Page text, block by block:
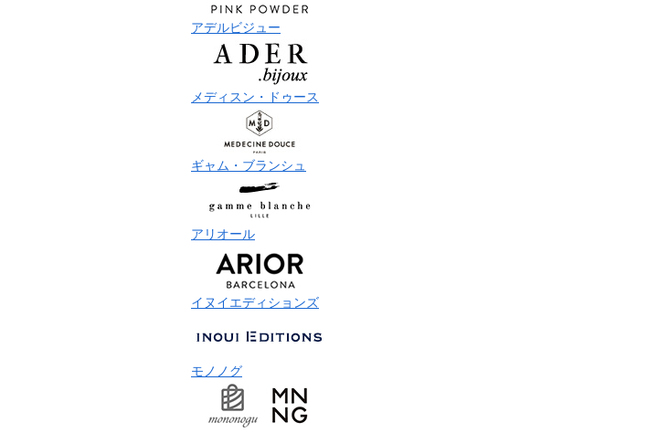
アデルビジュー
メディスン・ドゥース
ギャム・ブランシュ
アリオール
イヌイエディションズ
モノノグ